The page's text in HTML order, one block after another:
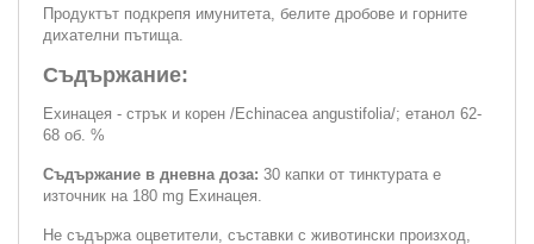
Продуктът подкрепя имунитета, белите дробове и горните
дихателни пътища.
Съдържание:
Ехинацея - стрък и корен /Echinacea angustifolia/; етанол 62-
68 об. %
Съдържание в дневна доза: 30 капки от тинктурата е
източник на 180 mg Ехинацея.
Не съдържа оцветители, съставки с животински произход,